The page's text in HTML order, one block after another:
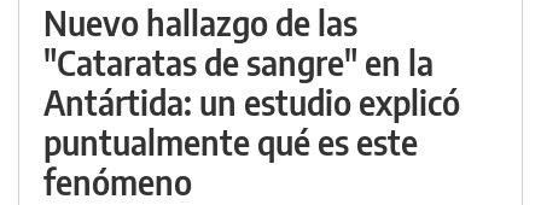
Nuevo hallazgo de las
"Cataratas de sangre" en la
Antártida: un estudio explicó
puntualmente qué es este
fenómeno